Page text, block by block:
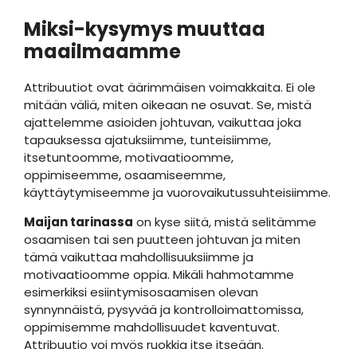
Miksi-kysymys muuttaa
maailmaamme
Attribuutiot ovat äärimmäisen voimakkaita. Ei ole
mitään väliä, miten oikeaan ne osuvat. Se, mistä
ajattelemme asioiden johtuvan, vaikuttaa joka
tapauksessa ajatuksiimme, tunteisiimme,
itsetuntoomme, motivaatioomme,
oppimiseemme, osaamiseemme,
käyttäytymiseemme ja vuorovaikutussuhteisiimme.
Maijan tarinassa on kyse siitä, mistä selitämme
osaamisen tai sen puutteen johtuvan ja miten
tämä vaikuttaa mahdollisuuksiimme ja
motivaatioomme oppia. Mikäli hahmotamme
esimerkiksi esiintymisosaamisen olevan
synnynnäistä, pysyvää ja kontrolloimattomissa,
oppimisemme mahdollisuudet kaventuvat.
Attribuutio voi myös ruokkia itse itseään.